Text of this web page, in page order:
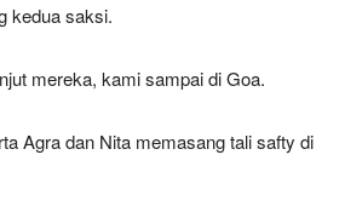
kedua saksi.
mereka, kami sampai di Goa.
Agra dan Nita memasang tali safty di